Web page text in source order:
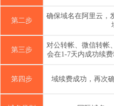
第二步
确保域名在阿里云，
第三步
对公转帐、微信转帐
会在1-7天内成功续
第四步 域续费成功，再次